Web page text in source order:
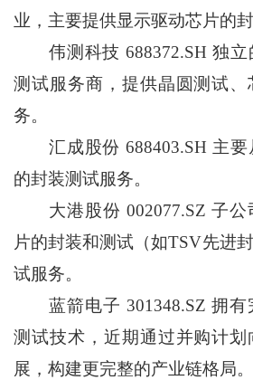
业，主要提供显示驱动芯片的封
伟测科技 688372.SH 独立
测试服务商，提供晶圆测试、
务。
汇成股份 688403.SH 主要
的封装测试服务。
大港股份 002077.SZ 子公
片的封装和测试（如TSV先进
试服务。
蓝箭电子 301348.SZ 拥有
测试技术，近期通过并购计
展，构建更完整的产业链格局。